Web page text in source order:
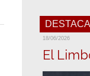
18/06/2026
El